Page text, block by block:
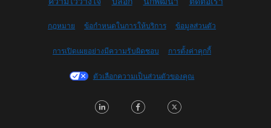
English (UK)
English (US)
Français (Canada)
Français (France)
日本語
กฎหมาย ข้อกำหนดในการให้บริการ ข้อมูลส่วนตัว
การเปิดเผยอย่างมีความรับผิดชอบ การตั้งค่าคุกกี้
ตัวเลือกความเป็นส่วนตัวของคุณ